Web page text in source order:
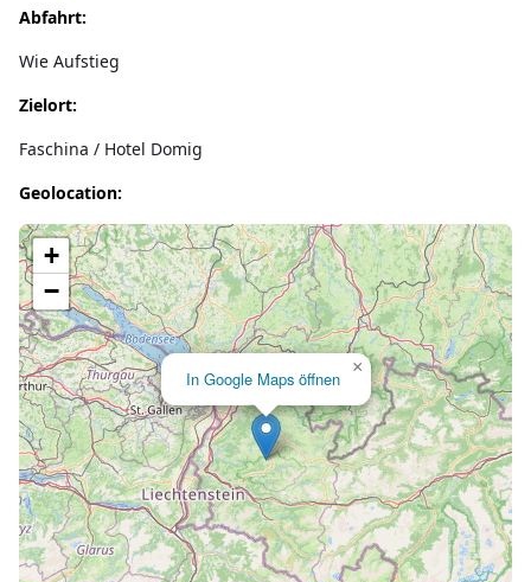
Abfahrt:
Wie Aufstieg
Zielort:
Faschina / Hotel Domig
Geolocation:
Lade Karte...
In Google Maps öffnen
×
+
−